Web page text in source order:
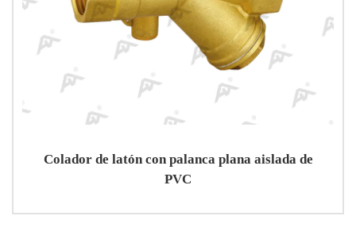
Colador de latón con palanca plana aislada de
PVC